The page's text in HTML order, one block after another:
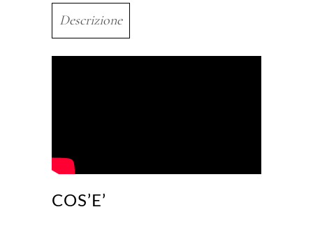
Descrizione
COS’E’